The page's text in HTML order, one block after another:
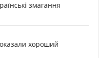
змагання
хороший